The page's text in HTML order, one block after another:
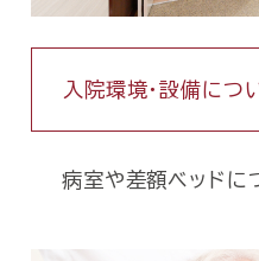
入院環境・設備につ
病室や差額ベッドに